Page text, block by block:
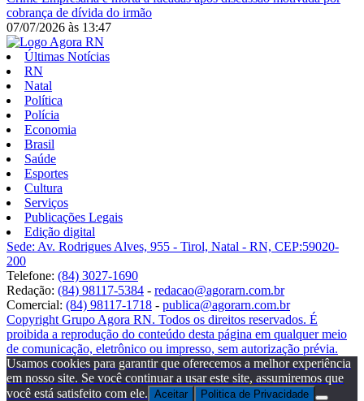
cobrança de dívida do irmão
07/07/2026 às 13:47
Últimas Notícias
RN
Natal
Política
Polícia
Economia
Brasil
Saúde
Esportes
Cultura
Serviços
Publicações Legais
Edição digital
Sede: Av. Rodrigues Alves, 955 - Tirol, Natal - RN, CEP:59020-
200
Telefone: (84) 3027-1690
Redação: (84) 98117-5384 - redacao@agorarn.com.br
Comercial: (84) 98117-1718 - publica@agorarn.com.br
Copyright Grupo Agora RN. Todos os direitos reservados. É
proibida a reprodução do conteúdo desta página em qualquer meio
de comunicação, eletrônico ou impresso, sem autorização prévia.
Usamos cookies para garantir que oferecemos a melhor experiência
em nosso site. Se você continuar a usar este site, assumiremos que
você está satisfeito com ele. Aceitar Politica de Privacidade